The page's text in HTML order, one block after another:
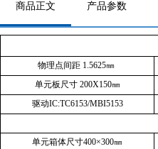
商品正文 产品参数
物理点间距 1.5625㎜
单元板尺寸 200X150㎜
驱动IC:TC6153/MBI5153
单元箱体尺寸400×300㎜